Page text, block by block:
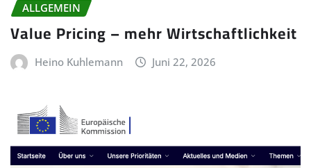
ALLGEMEIN
Value Pricing – mehr Wirtschaftlichkeit
Heino Kuhlemann Juni 22, 2026